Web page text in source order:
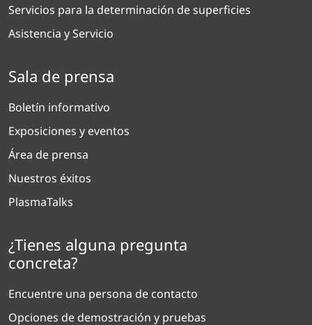
Servicios para la determinación de superficies
Asistencia y Servicio
Sala de prensa
Boletín informativo
Exposiciones y eventos
Área de prensa
Nuestros éxitos
PlasmaTalks
¿Tienes alguna pregunta
concreta?
Encuentre una persona de contacto
Opciones de demostración y pruebas